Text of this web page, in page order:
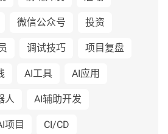
微信公众号
投资
调试技巧
项目复盘
AI工具
AI应用
人
AI辅助开发
项目
CI/CD